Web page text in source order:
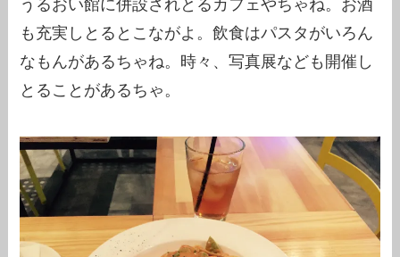
うるおい館に併設されとるカフェやちゃね。お酒
も充実しとるとこながよ。飲食はパスタがいろん
なもんがあるちゃね。時々、写真展なども開催し
とることがあるちゃ。